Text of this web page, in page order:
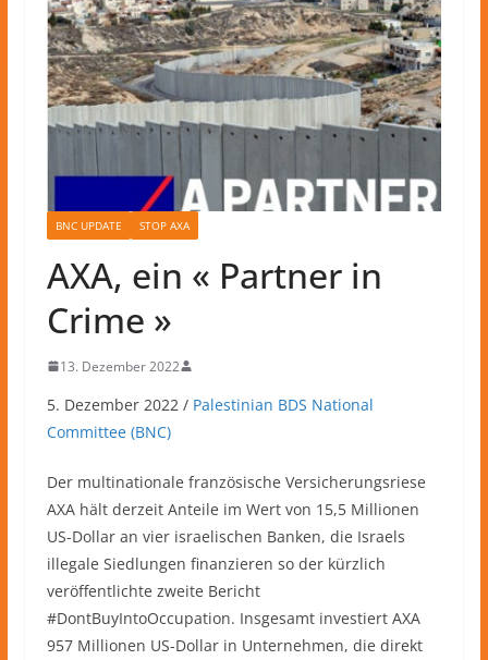
BNC UPDATE STOP AXA
AXA, ein « Partner in
Crime »
13. Dezember 2022
5. Dezember 2022 / Palestinian BDS National
Committee (BNC)
Der multinationale französische Versicherungsriese
AXA hält derzeit Anteile im Wert von 15,5 Millionen
US-Dollar an vier israelischen Banken, die Israels
illegale Siedlungen finanzieren so der kürzlich
veröffentlichte zweite Bericht
#DontBuyIntoOccupation. Insgesamt investiert AXA
957 Millionen US-Dollar in Unternehmen, die direkt